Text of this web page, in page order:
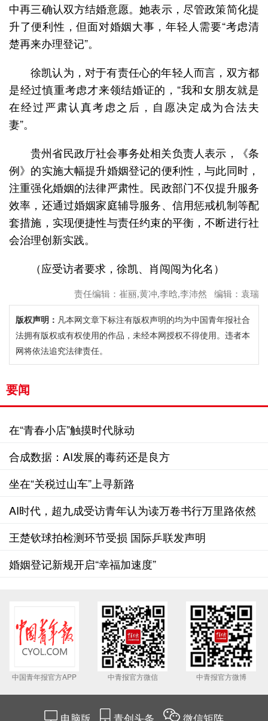
中再三确认双方结婚意愿。她表示，尽管政策简化提
升了便利性，但面对婚姻大事，年轻人需要“考虑清
楚再来办理登记”。
徐凯认为，对于有责任心的年轻人而言，双方都
是经过慎重考虑才来领结婚证的，“我和女朋友就是
在经过严肃认真考虑之后，自愿决定成为合法夫
妻”。
贵州省民政厅社会事务处相关负责人表示，《条
例》的实施大幅提升婚姻登记的便利性，与此同时，
注重强化婚姻的法律严肃性。民政部门不仅提升服务
效率，还通过婚姻家庭辅导服务、信用惩戒机制等配
套措施，实现便捷性与责任约束的平衡，不断进行社
会治理创新实践。
（应受访者要求，徐凯、肖闯闯为化名）
责任编辑：崔丽,黄冲,李晗,李沛然 编辑：袁瑞
版权声明： 凡本网文章下标注有版权声明的均为中国青年报社合
法拥有版权或有权使用的作品，未经本网授权不得使用。违者本
网将依法追究法律责任。
要闻
在“青春小店”触摸时代脉动
合成数据：AI发展的毒药还是良方
坐在“关税过山车”上寻新路
AI时代，超九成受访青年认为读万卷书行万里路依然
重要
王楚钦球拍检测环节受损 国际乒联发声明
婚姻登记新规开启“幸福加速度”
中国青年报官方APP 中青报官方微信 中青报官方微博
电脑版 青创头条 微信矩阵